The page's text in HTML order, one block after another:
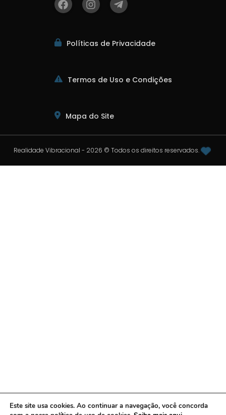
Políticas de Privacidade
Termos de Uso e Condições
Mapa do Site
Realidade Vibracional - 2026 © Todos os direitos reservados.
Este site usa cookies. Ao continuar a navegação, você concorda